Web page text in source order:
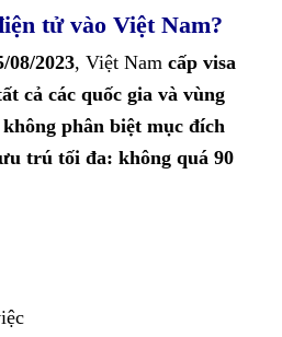
tử vào Việt Nam?
2023, Việt Nam cấp visa
cả các quốc gia và vùng
không phân biệt mục đích
trú tối đa: không quá 90